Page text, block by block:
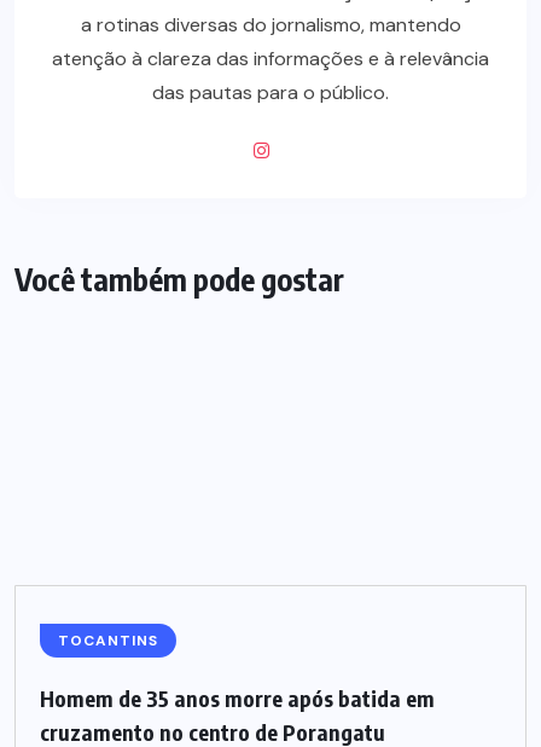
a rotinas diversas do jornalismo, mantendo
atenção à clareza das informações e à relevância
das pautas para o público.
Você também pode gostar
TOCANTINS
Homem de 35 anos morre após batida em
cruzamento no centro de Porangatu